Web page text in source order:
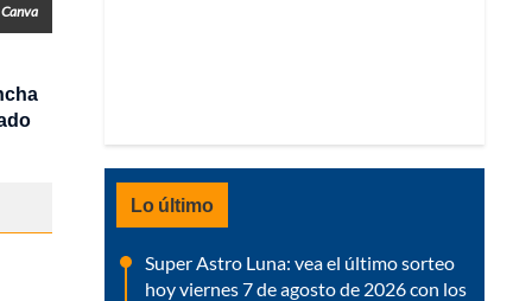
Lo último
Super Astro Luna: vea el último sorteo
hoy viernes 7 de agosto de 2026 con los